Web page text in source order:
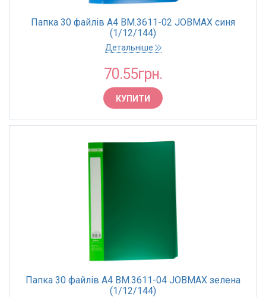
Папка 30 файлів А4 BM.3611-02 JOBMAX синя
(1/12/144)
Детальніше
70.55грн.
КУПИТИ
Папка 30 файлів А4 BM.3611-04 JOBMAX зелена
(1/12/144)